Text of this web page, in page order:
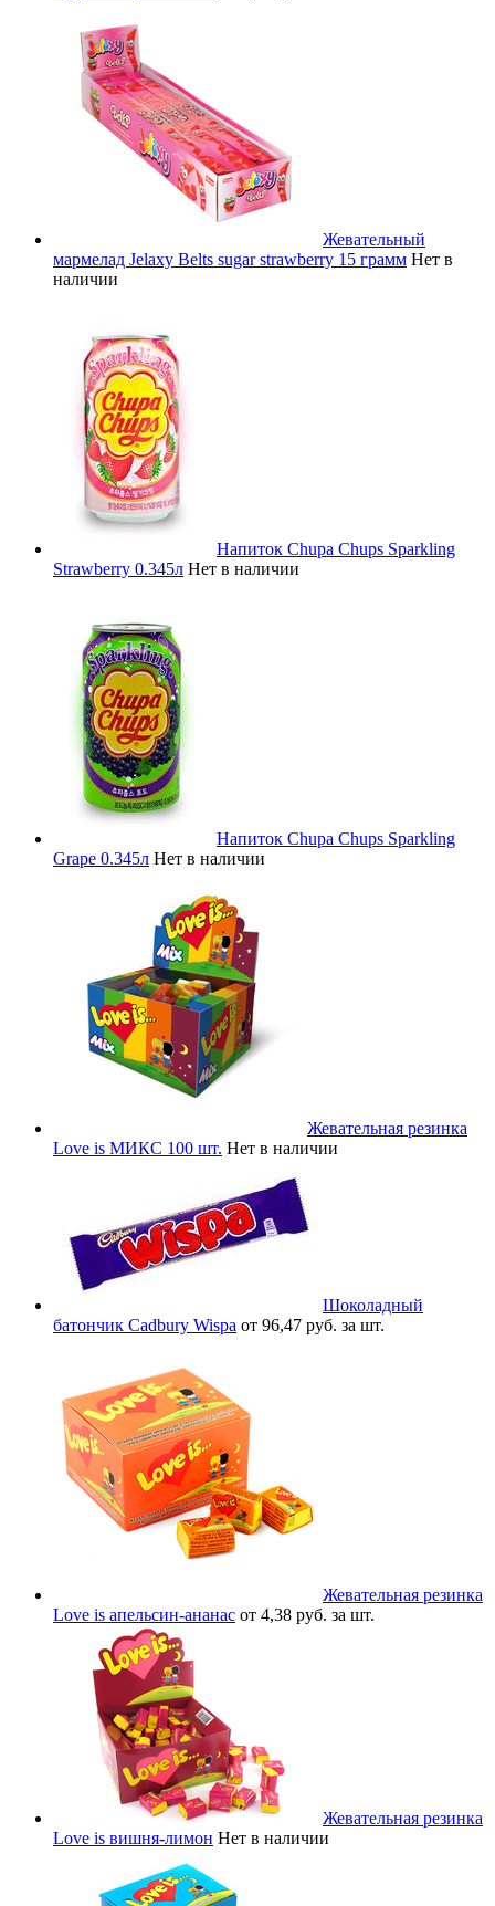
Жевательный
мармелад Jelaxy Belts sugar strawberry 15 грамм Нет в
наличии
Напиток Chupa Chups Sparkling
Strawberry 0.345л Нет в наличии
Напиток Chupa Chups Sparkling
Grape 0.345л Нет в наличии
Жевательная резинка
Love is МИКС 100 шт. Нет в наличии
Шоколадный
батончик Cadbury Wispa от 96,47 руб. за шт.
Жевательная резинка
Love is апельсин-ананас от 4,38 руб. за шт.
Жевательная резинка
Love is вишня-лимон Нет в наличии